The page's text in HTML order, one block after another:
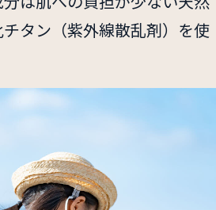
タン（紫外線散乱剤）を使